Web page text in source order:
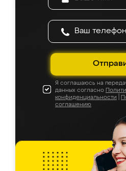
Я соглашаюсь на
данных согласно
конфиденциальности
соглашению